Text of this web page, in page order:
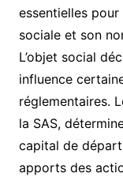
essentielles
sociale et son
L’objet social
influence
réglementaires.
la SAS,
capital de
apports des